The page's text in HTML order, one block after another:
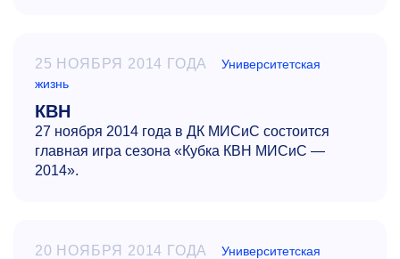
25 НОЯБРЯ 2014 ГОДА
Университетская
жизнь
КВН
27 ноября 2014 года в ДК МИСиС состоится
главная игра сезона «Кубка КВН МИСиС —
2014».
20 НОЯБРЯ 2014 ГОДА
Университетская